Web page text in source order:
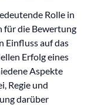
Rolle in
für die Bewertung
Einfluss auf das
Erfolg eines
Aspekte
Regie und
darüber